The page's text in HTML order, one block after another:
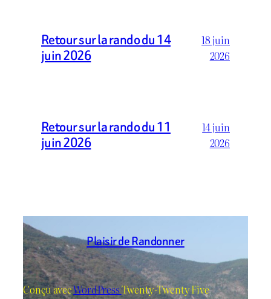
Retour sur la rando du 14
juin 2026
18 juin
2026
Retour sur la rando du 11
juin 2026
14 juin
2026
Plaisir de Randonner
Conçu avecWordPressTwenty-Twenty Five